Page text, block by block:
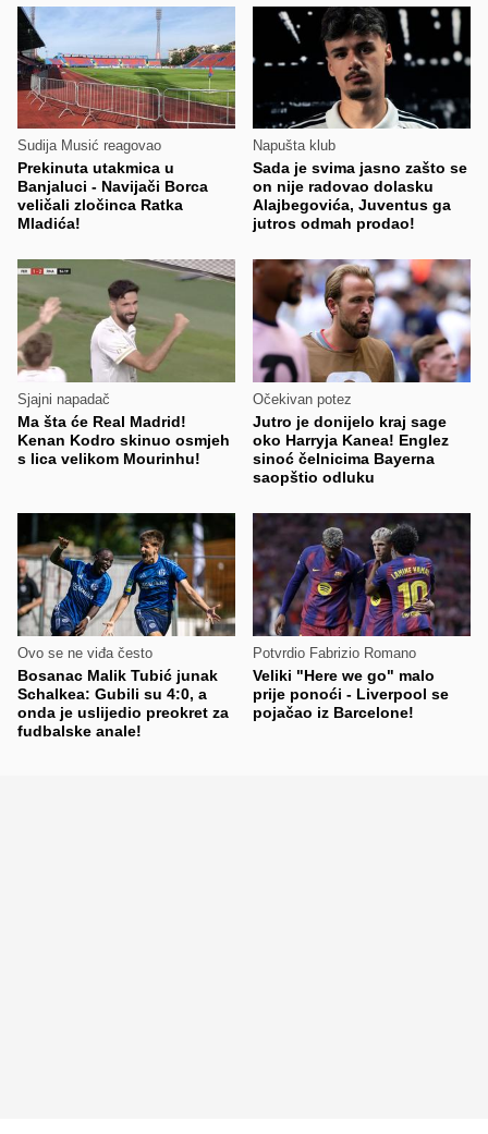
Sudija Musić reagovao
Prekinuta utakmica u
Banjaluci - Navijači Borca
veličali zločinca Ratka
Mladića!
Napušta klub
Sada je svima jasno zašto se
on nije radovao dolasku
Alajbegovića, Juventus ga
jutros odmah prodao!
Sjajni napadač
Ma šta će Real Madrid!
Kenan Kodro skinuo osmjeh
s lica velikom Mourinhu!
Očekivan potez
Jutro je donijelo kraj sage
oko Harryja Kanea! Englez
sinoć čelnicima Bayerna
saopštio odluku
Ovo se ne viđa često
Bosanac Malik Tubić junak
Schalkea: Gubili su 4:0, a
onda je uslijedio preokret za
fudbalske anale!
Potvrdio Fabrizio Romano
Veliki "Here we go" malo
prije ponoći - Liverpool se
pojačao iz Barcelone!